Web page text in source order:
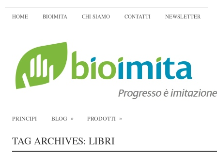
HOME BIOIMITA CHI SIAMO CONTATTI NEWSLETTER
PRINCIPI BLOG » PRODOTTI »
TAG ARCHIVES: LIBRI